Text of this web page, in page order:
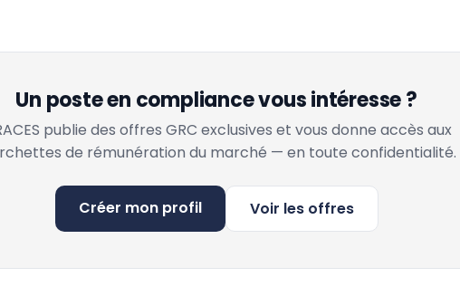
Un poste en compliance vous intéresse ?
publie des offres GRC exclusives et vous donne accès aux
de rémunération du marché — en toute confidentialité.
Créer mon profil Voir les offres